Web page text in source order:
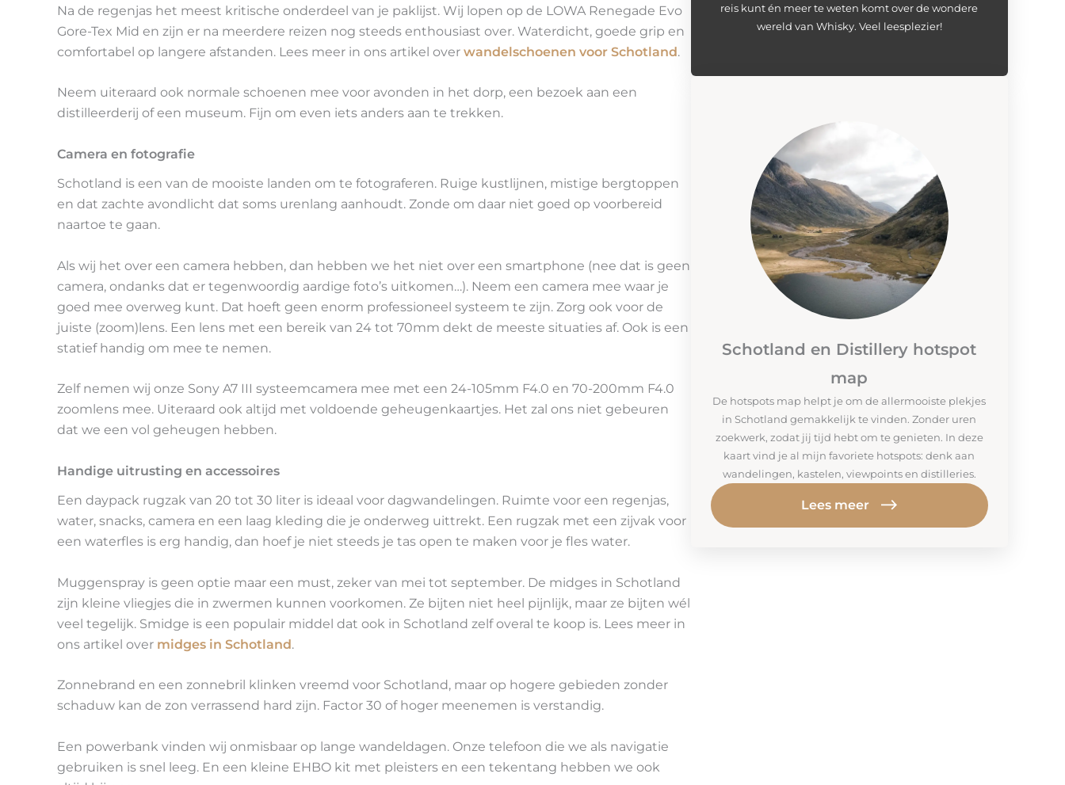
Na de regenjas het meest kritische onderdeel van je paklijst. Wij lopen op de LOWA Renegade Evo
Gore-Tex Mid en zijn er na meerdere reizen nog steeds enthousiast over. Waterdicht, goede grip en
comfortabel op langere afstanden. Lees meer in ons artikel over wandelschoenen voor Schotland.
Neem uiteraard ook normale schoenen mee voor avonden in het dorp, een bezoek aan een
distilleerderij of een museum. Fijn om even iets anders aan te trekken.
Camera en fotografie
Schotland is een van de mooiste landen om te fotograferen. Ruige kustlijnen, mistige bergtoppen
en dat zachte avondlicht dat soms urenlang aanhoudt. Zonde om daar niet goed op voorbereid
naartoe te gaan.
Als wij het over een camera hebben, dan hebben we het niet over een smartphone (nee dat is geen
camera, ondanks dat er tegenwoordig aardige foto’s uitkomen…). Neem een camera mee waar je
goed mee overweg kunt. Dat hoeft geen enorm professioneel systeem te zijn. Zorg ook voor de
juiste (zoom)lens. Een lens met een bereik van 24 tot 70mm dekt de meeste situaties af. Ook is een
statief handig om mee te nemen.
Zelf nemen wij onze Sony A7 III systeemcamera mee met een 24-105mm F4.0 en 70-200mm F4.0
zoomlens mee. Uiteraard ook altijd met voldoende geheugenkaartjes. Het zal ons niet gebeuren
dat we een vol geheugen hebben.
Handige uitrusting en accessoires
Een daypack rugzak van 20 tot 30 liter is ideaal voor dagwandelingen. Ruimte voor een regenjas,
water, snacks, camera en een laag kleding die je onderweg uittrekt. Een rugzak met een zijvak voor
een waterfles is erg handig, dan hoef je niet steeds je tas open te maken voor je fles water.
Muggenspray is geen optie maar een must, zeker van mei tot september. De midges in Schotland
zijn kleine vliegjes die in zwermen kunnen voorkomen. Ze bijten niet heel pijnlijk, maar ze bijten wél
veel tegelijk. Smidge is een populair middel dat ook in Schotland zelf overal te koop is. Lees meer in
ons artikel over midges in Schotland.
Zonnebrand en een zonnebril klinken vreemd voor Schotland, maar op hogere gebieden zonder
schaduw kan de zon verrassend hard zijn. Factor 30 of hoger meenemen is verstandig.
Een powerbank vinden wij onmisbaar op lange wandeldagen. Onze telefoon die we als navigatie
gebruiken is snel leeg. En een kleine EHBO kit met pleisters en een tekentang hebben we ook
reis kunt én meer te weten komt over de wondere
wereld van Whisky. Veel leesplezier!
Schotland en Distillery hotspot
map
De hotspots map helpt je om de allermooiste plekjes
in Schotland gemakkelijk te vinden. Zonder uren
zoekwerk, zodat jij tijd hebt om te genieten. In deze
kaart vind je al mijn favoriete hotspots: denk aan
wandelingen, kastelen, viewpoints en distilleries.
Lees meer